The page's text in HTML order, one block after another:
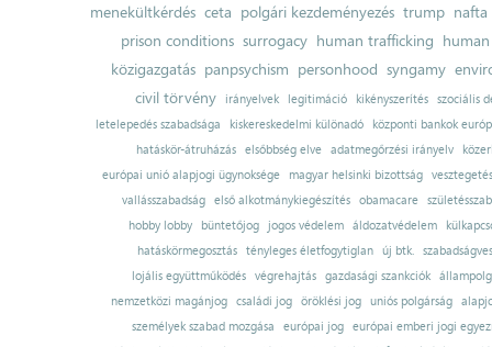
menekültkérdés ceta polgári kezdeményezés trump nafta
prison conditions surrogacy human trafficking
közigazgatás panpsychism personhood syngamy
civil törvény
irányelvek legitimáció kikényszerítés szociális
letelepedés szabadsága
kiskereskedelmi különadó
központi bankok
hatáskör-átruházás
elsőbbség elve adatmegőrzési irányelv
európai unió alapjogi ügynoksége
magyar helsinki bizottság
vesztegetés
vallásszabadság
első alkotmánykiegészítés obamacare
hobby lobby
büntetőjog jogos védelem áldozatvédelem
hatáskörmegosztás tényleges életfogytiglan új btk.
lojális együttműködés
végrehajtás gazdasági szankciók
nemzetközi magánjog
családi jog öröklési jog uniós polgárság
személyek szabad mozgása
európai jog európai emberi jogi